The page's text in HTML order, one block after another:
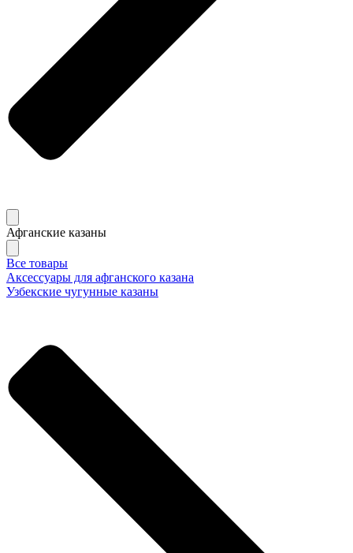
Афганские казаны
Все товары
Аксессуары для афганского казана
Узбекские чугунные казаны